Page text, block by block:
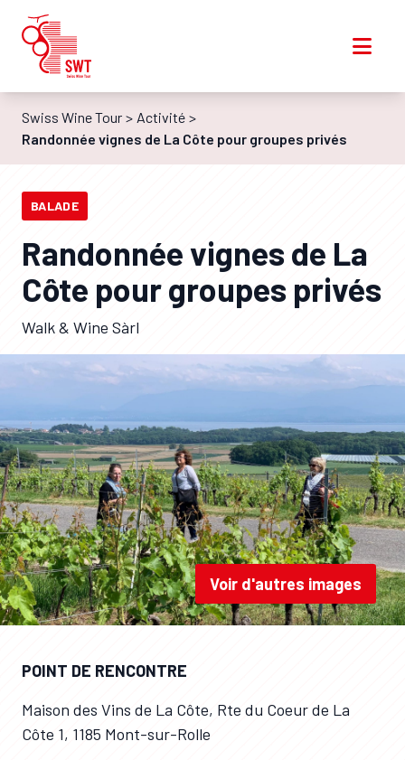
Swiss Wine Tour
Activité
Randonnée vignes de La Côte pour groupes privés
BALADE
Randonnée vignes de La
Côte pour groupes privés
Walk & Wine Sàrl
Voir d'autres images
POINT DE RENCONTRE
Maison des Vins de La Côte, Rte du Coeur de La
Côte 1, 1185 Mont-sur-Rolle